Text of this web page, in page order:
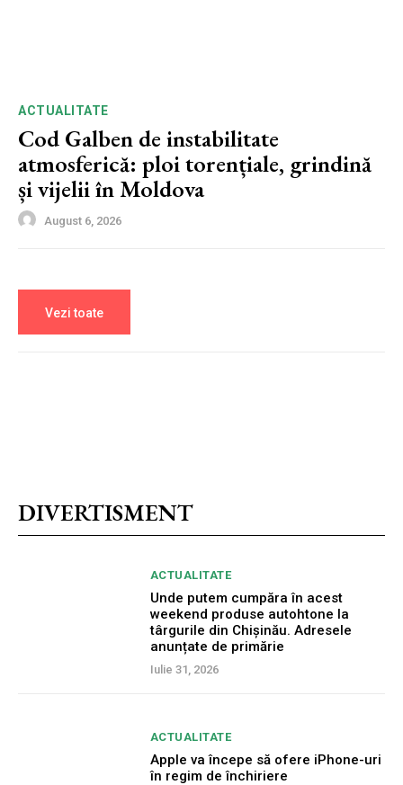
ACTUALITATE
Cod Galben de instabilitate
atmosferică: ploi torențiale, grindină
și vijelii în Moldova
August 6, 2026
Vezi toate
DIVERTISMENT
ACTUALITATE
Unde putem cumpăra în acest
weekend produse autohtone la
târgurile din Chișinău. Adresele
anunțate de primărie
Iulie 31, 2026
ACTUALITATE
Apple va începe să ofere iPhone-uri
în regim de închiriere